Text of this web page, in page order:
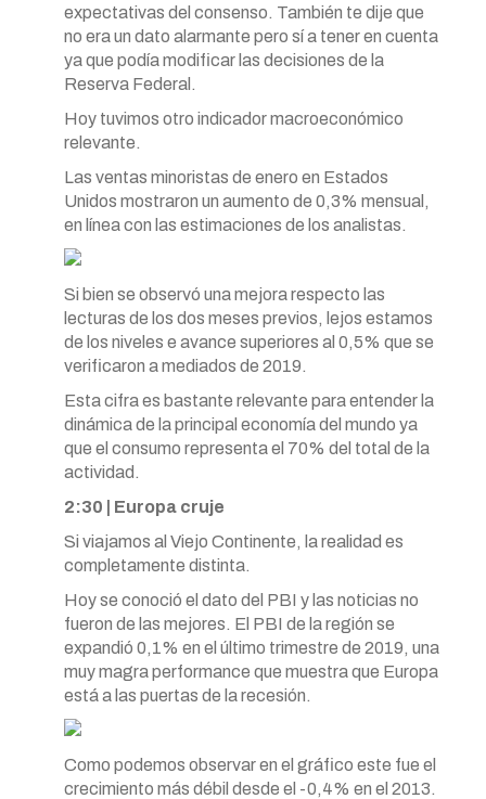
expectativas del consenso. También te dije que
no era un dato alarmante pero sí a tener en cuenta
ya que podía modificar las decisiones de la
Reserva Federal.
Hoy tuvimos otro indicador macroeconómico
relevante.
Las ventas minoristas de enero en Estados
Unidos mostraron un aumento de 0,3% mensual,
en línea con las estimaciones de los analistas.
Si bien se observó una mejora respecto las
lecturas de los dos meses previos, lejos estamos
de los niveles e avance superiores al 0,5% que se
verificaron a mediados de 2019.
Esta cifra es bastante relevante para entender la
dinámica de la principal economía del mundo ya
que el consumo representa el 70% del total de la
actividad.
2:30 | Europa cruje
Si viajamos al Viejo Continente, la realidad es
completamente distinta.
Hoy se conoció el dato del PBI y las noticias no
fueron de las mejores. El PBI de la región se
expandió 0,1% en el último trimestre de 2019, una
muy magra performance que muestra que Europa
está a las puertas de la recesión.
Como podemos observar en el gráfico este fue el
crecimiento más débil desde el -0,4% en el 2013.